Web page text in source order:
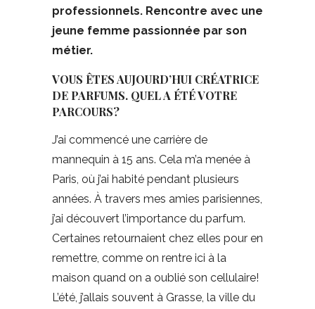
professionnels. Rencontre avec une
jeune femme passionnée par son
métier.
VOUS ÊTES AUJOURD’HUI CRÉATRICE
DE PARFUMS. QUEL A ÉTÉ VOTRE
PARCOURS?
J’ai commencé une carrière de
mannequin à 15 ans. Cela m’a menée à
Paris, où j’ai habité pendant plusieurs
années. À travers mes amies parisiennes,
j’ai découvert l’importance du parfum.
Certaines retournaient chez elles pour en
remettre, comme on rentre ici à la
maison quand on a oublié son cellulaire!
L’été, j’allais souvent à Grasse, la ville du